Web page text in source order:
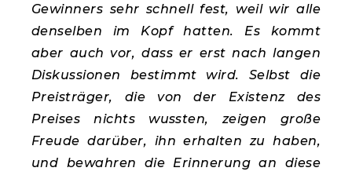
Gewinners sehr schnell fest, weil wir alle
denselben im Kopf hatten. Es kommt
aber auch vor, dass er erst nach langen
Diskussionen bestimmt wird. Selbst die
Preisträger, die von der Existenz des
Preises nichts wussten, zeigen große
Freude darüber, ihn erhalten zu haben,
und bewahren die Erinnerung an diese